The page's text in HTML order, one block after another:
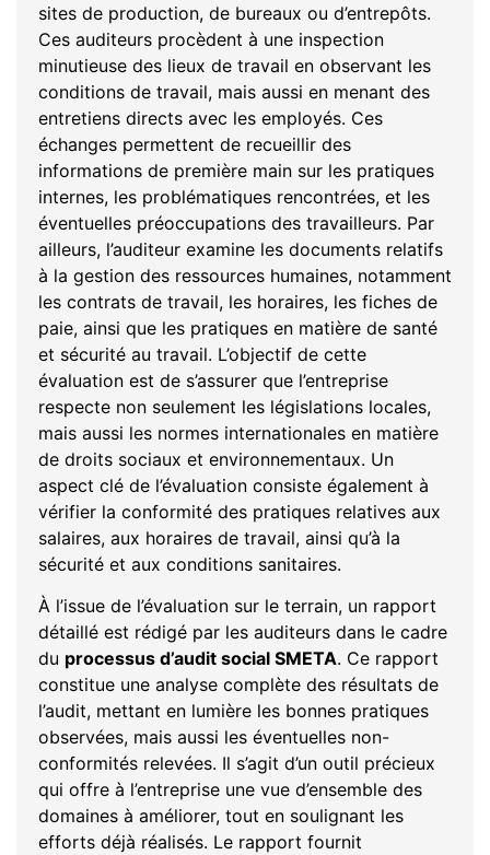
sites de production, de bureaux ou d’entrepôts.
Ces auditeurs procèdent à une inspection
minutieuse des lieux de travail en observant les
conditions de travail, mais aussi en menant des
entretiens directs avec les employés. Ces
échanges permettent de recueillir des
informations de première main sur les pratiques
internes, les problématiques rencontrées, et les
éventuelles préoccupations des travailleurs. Par
ailleurs, l’auditeur examine les documents relatifs
à la gestion des ressources humaines, notamment
les contrats de travail, les horaires, les fiches de
paie, ainsi que les pratiques en matière de santé
et sécurité au travail. L’objectif de cette
évaluation est de s’assurer que l’entreprise
respecte non seulement les législations locales,
mais aussi les normes internationales en matière
de droits sociaux et environnementaux. Un
aspect clé de l’évaluation consiste également à
vérifier la conformité des pratiques relatives aux
salaires, aux horaires de travail, ainsi qu’à la
sécurité et aux conditions sanitaires.
À l’issue de l’évaluation sur le terrain, un rapport
détaillé est rédigé par les auditeurs dans le cadre
du processus d’audit social SMETA. Ce rapport
constitue une analyse complète des résultats de
l’audit, mettant en lumière les bonnes pratiques
observées, mais aussi les éventuelles non-
conformités relevées. Il s’agit d’un outil précieux
qui offre à l’entreprise une vue d’ensemble des
domaines à améliorer, tout en soulignant les
efforts déjà réalisés. Le rapport fournit